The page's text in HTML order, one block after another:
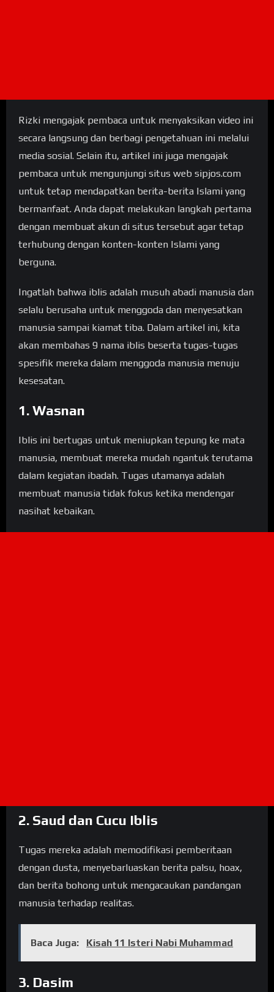
Rizki mengajak pembaca untuk menyaksikan video ini
secara langsung dan berbagi pengetahuan ini melalui
media sosial. Selain itu, artikel ini juga mengajak
pembaca untuk mengunjungi situs web sipjos.com
untuk tetap mendapatkan berita-berita Islami yang
bermanfaat. Anda dapat melakukan langkah pertama
dengan membuat akun di situs tersebut agar tetap
terhubung dengan konten-konten Islami yang
berguna.
Ingatlah bahwa iblis adalah musuh abadi manusia dan
selalu berusaha untuk menggoda dan menyesatkan
manusia sampai kiamat tiba. Dalam artikel ini, kita
akan membahas 9 nama iblis beserta tugas-tugas
spesifik mereka dalam menggoda manusia menuju
kesesatan.
1. Wasnan
Iblis ini bertugas untuk meniupkan tepung ke mata
manusia, membuat mereka mudah ngantuk terutama
dalam kegiatan ibadah. Tugas utamanya adalah
membuat manusia tidak fokus ketika mendengar
nasihat kebaikan.
2. Saud dan Cucu Iblis
Tugas mereka adalah memodifikasi pemberitaan
dengan dusta, menyebarluaskan berita palsu, hoax,
dan berita bohong untuk mengacaukan pandangan
manusia terhadap realitas.
Baca Juga: Kisah 11 Isteri Nabi Muhammad
3. Dasim